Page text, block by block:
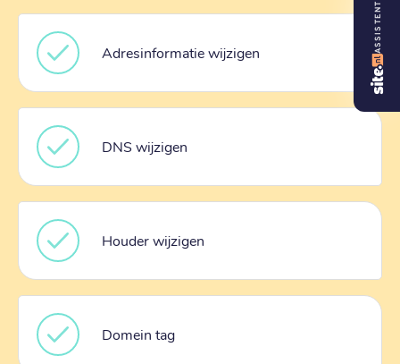
Adresinformatie wijzigen
DNS wijzigen
Houder wijzigen
Domein tag
ASSISTENT